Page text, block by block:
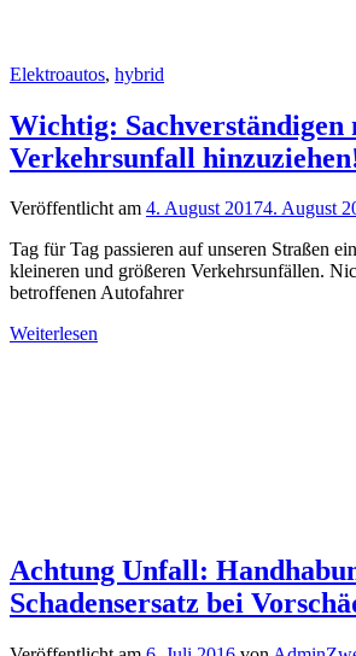
Elektroautos, hybrid
Wichtig: Sachverständigen
Verkehrsunfall
Veröffentlicht am 4. August 20174. August
Tag für Tag passieren auf unseren Straßen
kleineren und größeren Verkehrsunfällen.
betroffenen Autofahrer
Weiterlesen
Achtung Unfall:
Schadensersatz bei